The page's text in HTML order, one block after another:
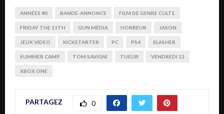
ANNÉES 80 BANDE-ANNONCE FILM DE GENRE CULTE
FRIDAY THE 13TH GUN MÉDIA HORREUR JASON
JEUX VIDEO KICKSTARTER PC PS4 SLASHER
SUMMER CAMP TOM SAVIGNI TUEUR VENDREDI 13
XBOX ONE
PARTAGEZ 0